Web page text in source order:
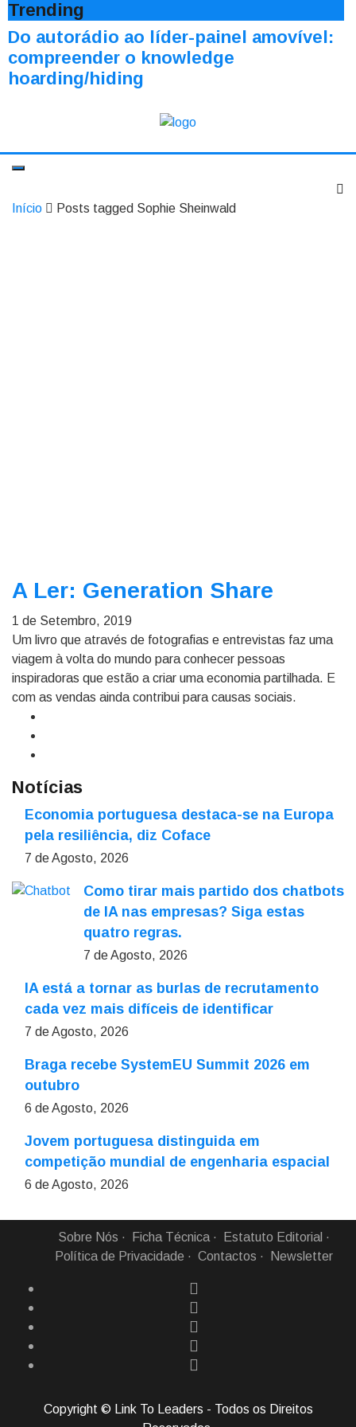
Trending
Do autorádio ao líder-painel amovível:
compreender o knowledge
hoarding/hiding
Início Posts tagged Sophie Sheinwald
A Ler: Generation Share
1 de Setembro, 2019
Um livro que através de fotografias e entrevistas faz uma
viagem à volta do mundo para conhecer pessoas
inspiradoras que estão a criar uma economia partilhada. E
com as vendas ainda contribui para causas sociais.
Notícias
Economia portuguesa destaca-se na Europa
pela resiliência, diz Coface
7 de Agosto, 2026
Como tirar mais partido dos chatbots
de IA nas empresas? Siga estas
quatro regras.
7 de Agosto, 2026
IA está a tornar as burlas de recrutamento
cada vez mais difíceis de identificar
7 de Agosto, 2026
Braga recebe SystemEU Summit 2026 em
outubro
6 de Agosto, 2026
Jovem portuguesa distinguida em
competição mundial de engenharia espacial
6 de Agosto, 2026
Sobre Nós Ficha Técnica
Estatuto Editorial
Política de Privacidade
Contactos Newsletter
Copyright © Link To Leaders - Todos os Direitos